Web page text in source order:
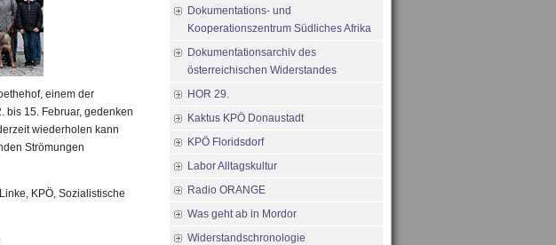
einem der
bis 15. Februar, gedenken
wiederholen kann
Strömungen
KPÖ, Sozialistische
Dokumentations- und
Kooperationszentrum Südliches Afrika
Dokumentationsarchiv des
österreichischen Widerstandes
HOR 29.
Kaktus KPÖ Donaustadt
KPÖ Floridsdorf
Labor Alltagskultur
Radio ORANGE
Was geht ab in Mordor
Widerstandschronologie